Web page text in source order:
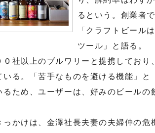
るという。創業者
「クラフトビール
ツール」と語る。
社以上のブルワリーと提携しており
る。「苦手なものを避ける機能」と
るため、ユーザーは、好みのビールの
かけは、金澤社長夫妻の夫婦仲の危